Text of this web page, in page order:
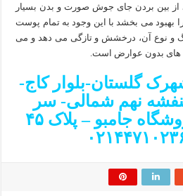
از بین بردن جای جوش صورت و بدن بسیار
می بخشد با این وجود به تمام پوست
و نوع آن، درخشش و تازگی می دهد و می
های بدون عوارض است.
گلستان-بلوار کاج-
بنفشه نهم شمالی- سر
جامبو – پلاک ۴۵